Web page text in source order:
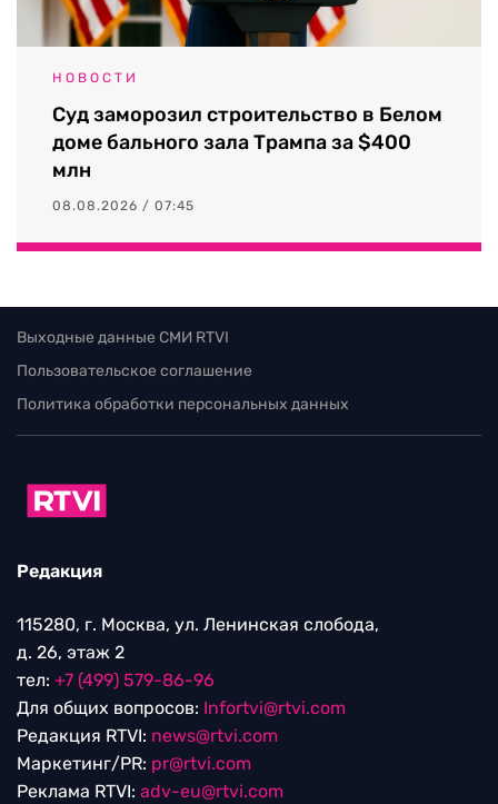
НОВОСТИ
Суд заморозил строительство в Белом
доме бального зала Трампа за $400
млн
08.08.2026 / 07:45
Выходные данные СМИ RTVI
Пользовательское соглашение
Политика обработки персональных данных
Редакция
115280, г. Москва, ул. Ленинская слобода,
д. 26, этаж 2
тел: +7 (499) 579-86-96
Для общих вопросов: Infortvi@rtvi.com
Редакция RTVI: news@rtvi.com
Маркетинг/PR: pr@rtvi.com
Реклама RTVI: adv-eu@rtvi.com